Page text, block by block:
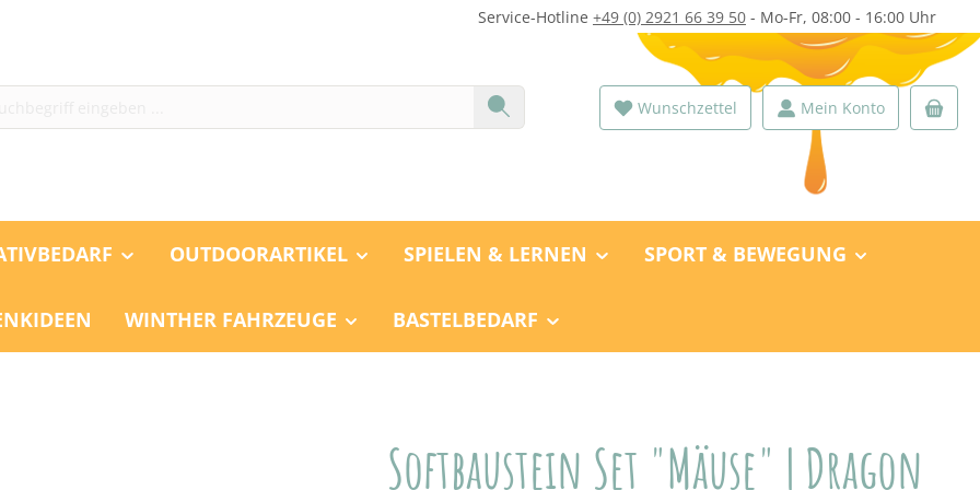
Service-Hotline +49 (0) 2921 66 39 50 - Mo-Fr, 08:00 - 16:00 Uhr
Wunschzettel Du hast 0 Produkte auf dem
Mein Konto
OUTDOORARTIKEL SPIELEN & LERNEN SPORT & BEWEGUNG
WINTHER FAHRZEUGE BASTELBEDARF
Softbaustein Set "Mäuse" | Dragon